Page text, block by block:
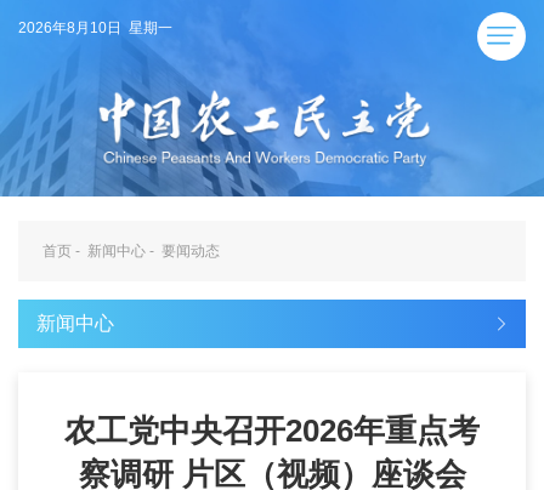
2026年8月10日 星期一
首页 - 新闻中心 - 要闻动态
新闻中心
农工党中央召开2026年重点考
察调研 片区（视频）座谈会